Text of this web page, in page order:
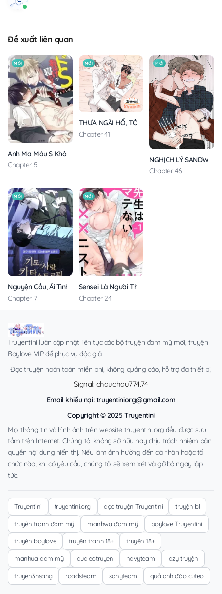
Đề xuất liên quan
MỚI
Anh Ma Máu S Không Cho Tôi Ngủ Yên
Chapter 5
MỚI
THƯA NGÀI HỔ, TÔI ĐÃ ĂN RẤT NGON MIỆNG
Chapter 41
MỚI
NGHỊCH LÝ SANDWICH
Chapter 46
MỚI
Nguyện Cầu, Ái Tình, Tai Ương
Chapter 7
MỚI
Sensei Là Người Thích Chơi Mông
Chapter 24
Truyentini luôn cập nhật liên tục các bộ truyện đam mỹ mới, truyện
Boylove VIP để phục vụ độc giả.
Đọc truyện hoàn toàn miễn phí, không quảng cáo, hỗ trợ đa thiết bị.
Signal: chauchau774.74
Email khiếu nại:truyentiniorg@gmail.com
Copyright © 2025 Truyentini
Mọi thông tin và hình ảnh trên website truyentini.org đều được sưu
tầm trên Internet. Chúng tôi không sở hữu hay chịu trách nhiệm bản
quyền nội dung hiển thị. Nếu làm ảnh hưởng đến cá nhân hoặc tổ
chức nào, khi có yêu cầu, chúng tôi sẽ xem xét và gỡ bỏ ngay lập
tức.
Truyentini truyentini.org đọc truyện Truyentini truyện bl
truyện tranh đam mỹ manhwa đam mỹ boylove Truyentini
truyện boylove truyện tranh 18+ truyện 18+
manhua đam mỹ dualeotruyen navyteam lazy truyện
truyen3hsang roadsteam sanyteam quả anh đào cuteo